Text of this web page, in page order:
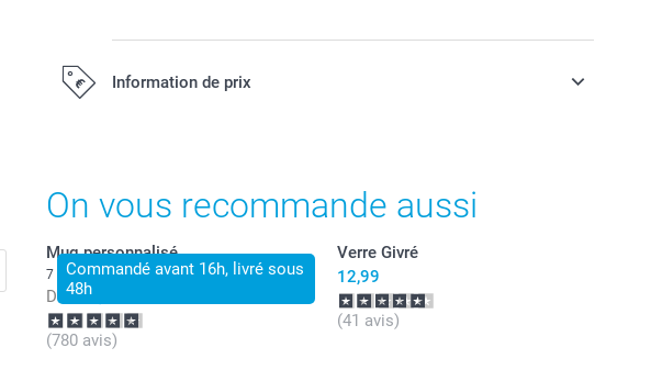
Information de prix
On vous recommande aussi
Commandé avant 16h, livré sous
48h
Mug personnalisé
7 variantes
Dès 11,99
(780 avis)
Verre Givré
12,99
(41 avis)